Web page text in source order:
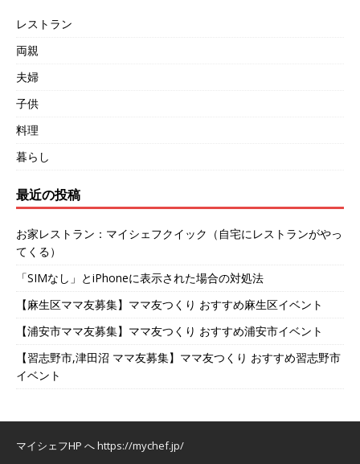
レストラン
両親
夫婦
子供
料理
暮らし
最近の投稿
お家レストラン：マイシェフクイック（自宅にレストランがやっ
てくる）
「SIMなし」とiPhoneに表示された場合の対処法
【麻生区ママ友募集】ママ友つくり おすすめ麻生区イベント
【浦安市ママ友募集】ママ友つくり おすすめ浦安市イベント
【習志野市,津田沼 ママ友募集】ママ友つくり おすすめ習志野市
イベント
マイシェフHP へhttps://mychef.jp/